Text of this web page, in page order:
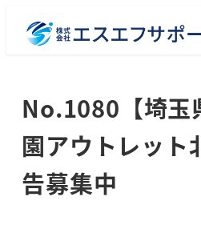
No.1080【埼玉
園アウトレッ
告募集中